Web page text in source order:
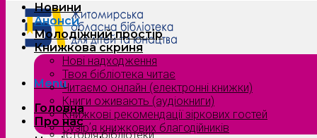
Menu
Головна
Про нас
Історія бібліотеки
Новини
Анонси
Молодіжний простір
Книжкова скриня
Нові надходження
Твоя бібліотека читає
Читаємо онлайн (електронні книжки)
Книги оживають (аудіокниги)
Книжкові рекомендації зіркових гостей
Сузірʼя книжкових благодійників